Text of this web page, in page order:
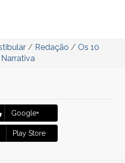
/ Redação / Os 10
Google+
Play Store